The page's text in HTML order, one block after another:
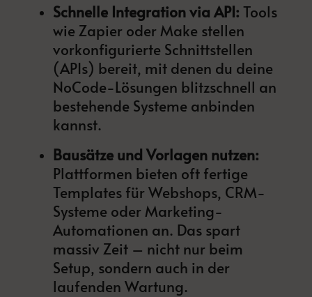
Schnelle Integration via API: Tools
wie Zapier oder Make stellen
vorkonfigurierte Schnittstellen
(APIs) bereit, mit denen du deine
NoCode-Lösungen blitzschnell an
bestehende Systeme anbinden
kannst.
Bausätze und Vorlagen nutzen:
Plattformen bieten oft fertige
Templates für Webshops, CRM-
Systeme oder Marketing-
Automationen an. Das spart
massiv Zeit – nicht nur beim
Setup, sondern auch in der
laufenden Wartung.